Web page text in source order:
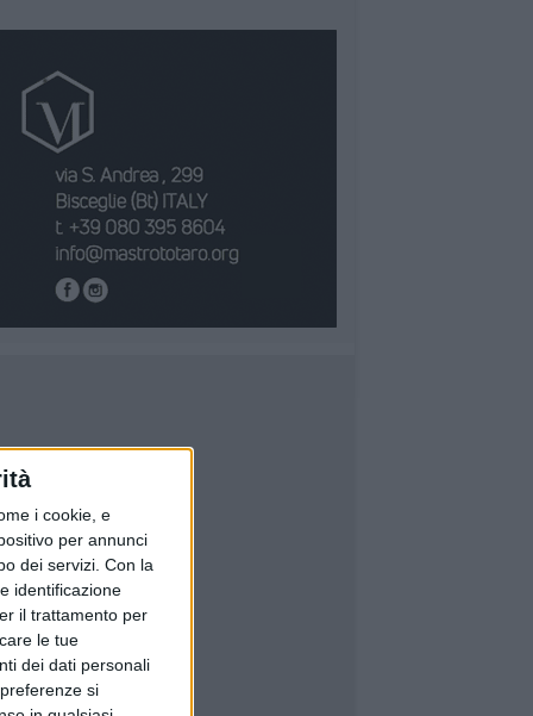
i cookie, e
per annunci
dei servizi. Con la
identificazione
il trattamento per
le tue
dei dati personali
si